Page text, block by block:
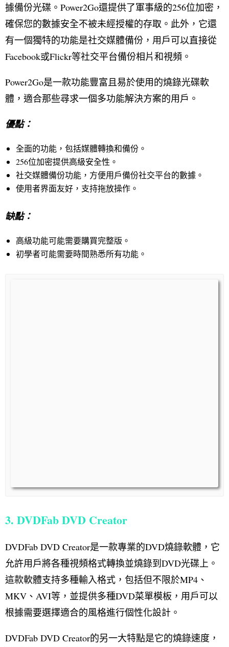
據備份光碟。Power2Go還提供了軍事級的256位加密，
確保您的數據安全不被未經授權的存取。此外，它還
有一個獨特的功能是社交媒體備份，用戶可以直接從
Facebook或Flickr等社交平台備份相片和視頻。
Power2Go是一款功能豐富且易於使用的燒錄光碟軟
體，適合那些尋求一個多功能解決方案的用戶。
優點：
全面的功能，包括媒體轉換和備份。
256位加密提供高級安全性。
社交媒體備份功能，方便用戶備份社交平台的數據。
使用者界面友好，支持拖放操作。
缺點：
高級功能可能需要購買完整版。
初學者可能需要時間熟悉所有功能。
3. DVDFab DVD Creator
DVDFab DVD Creator是一款專業的DVD燒錄軟體，它
允許用戶將各種視頻格式轉換並燒錄到DVD光碟上。
這款軟體支持多種輸入格式，包括但不限於MP4、
MKV、AVI等，並提供多種DVD菜單模板，用戶可以
根據需要選擇適合的風格進行個性化設計。
DVDFab DVD Creator的另一大特點是它的燒錄速度，